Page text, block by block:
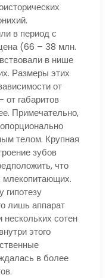
в период с
(66 – 38 млн.
в нише
Размеры этих
от
от габаритов
Примечательно,
телом. Крупная
зубов
что
млекопитающих.
гипотезу
лишь аппарат
сотен
этого
в более